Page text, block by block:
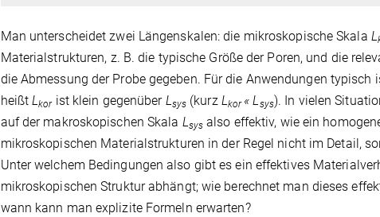
Man unterscheidet zwei Längenskalen: die mikroskopische Skala L
Materialstrukturen, z. B. die typische Größe der Poren, und die
die Abmessung der Probe gegeben. Für die Anwendungen
heißtLkorist klein gegenüber Lsys (kurz Lkor «Lsys). In vielen
auf der makroskopischen Skala Lsysalso effektiv, wie ein
mikroskopischen Materialstrukturen in der Regel nicht im Detail,
Unter welchem Bedingungen also gibt es ein effektives
mikroskopischen Struktur abhängt; wie berechnet man dieses
wann kann man explizite Formeln erwarten?